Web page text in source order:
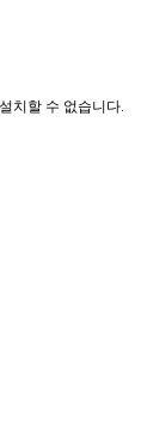
치할 수 없습니다.